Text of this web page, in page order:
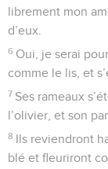
librement mon
d’eux.
6 Oui, je serai
comme le lis, et
7 Ses rameaux
l’olivier, et son
8 Ils reviendront
blé et fleuriront